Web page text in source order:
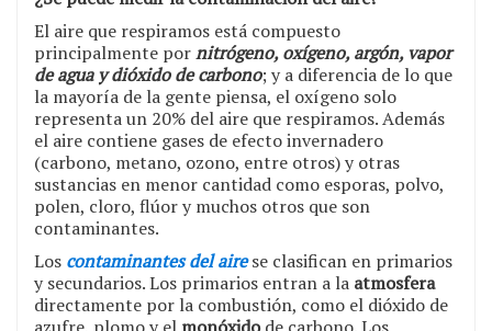
El aire que respiramos está compuesto
principalmente pornitrógeno, oxígeno, argón, vapor
de agua y dióxido de carbono; y a diferencia de lo que
la mayoría de la gente piensa, el oxígeno solo
representa un 20% del aire que respiramos. Además
el aire contiene gases de efecto invernadero
(carbono, metano, ozono, entre otros) y otras
sustancias en menor cantidad como esporas, polvo,
polen, cloro, flúor y muchos otros que son
contaminantes.
Los contaminantes del airese clasifican en primarios
y secundarios. Los primarios entran a la atmosfera
directamente por la combustión, como el dióxido de